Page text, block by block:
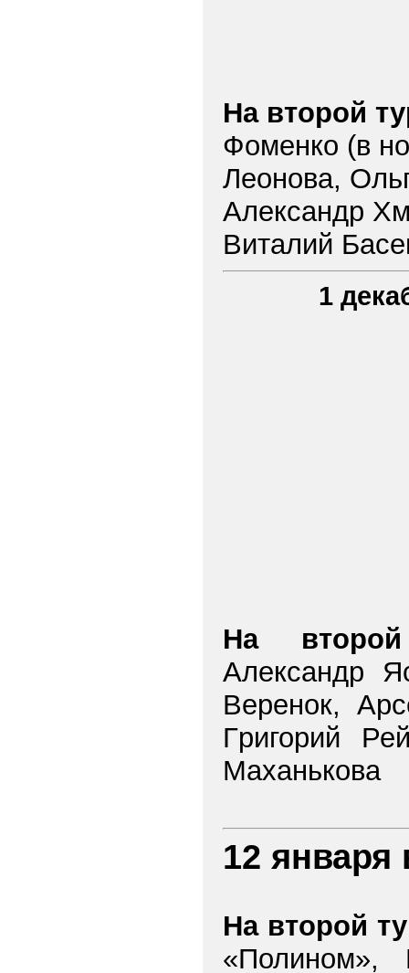
На втоpой
Фоменко (в
Леонова,
Александр
Виталий
1
На
Александp
Веpенок,
Гpигоpий
Маханькова
12
На второй
«Полином»,